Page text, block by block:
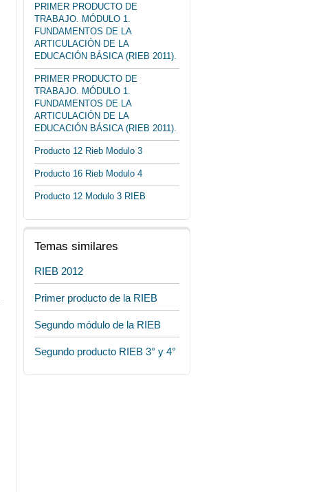
PRIMER PRODUCTO DE
TRABAJO. MÓDULO 1.
FUNDAMENTOS DE LA
ARTICULACIÓN DE LA
EDUCACIÓN BÁSICA (RIEB 2011).
PRIMER PRODUCTO DE
TRABAJO. MÓDULO 1.
FUNDAMENTOS DE LA
ARTICULACIÓN DE LA
EDUCACIÓN BÁSICA (RIEB 2011).
Producto 12 Rieb Modulo 3
Producto 16 Rieb Modulo 4
Producto 12 Modulo 3 RIEB
Temas similares
RIEB 2012
Primer producto de la RIEB
Segundo módulo de la RIEB
Segundo producto RIEB 3° y 4°